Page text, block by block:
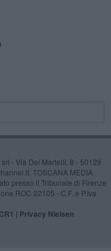
- Via Dei Martelli, 8 - 50129
TOSCANA MEDIA
presso il Tribunale di Firenze
ROC 22105 - C.F. e P.Iva
| Privacy Nielsen